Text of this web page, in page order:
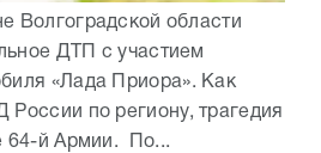
Волгоградской области
ДТП с участием
«Лада Приора». Как
по региону, трагедия
64-й Армии. По...